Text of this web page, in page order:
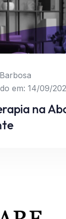
em: 14/09/
na